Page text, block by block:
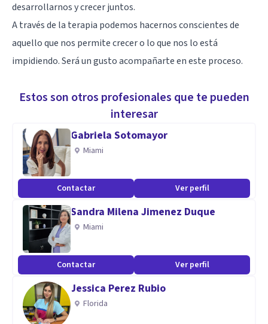
desarrollarnos y crecer juntos.
A través de la terapia podemos hacernos conscientes de
aquello que nos permite crecer o lo que nos lo está
impidiendo. Será un gusto acompañarte en este proceso.
Estos son otros profesionales que te pueden
interesar
Gabriela Sotomayor
Miami
Contactar Ver perfil
Sandra Milena Jimenez Duque
Miami
Contactar Ver perfil
Jessica Perez Rubio
Florida